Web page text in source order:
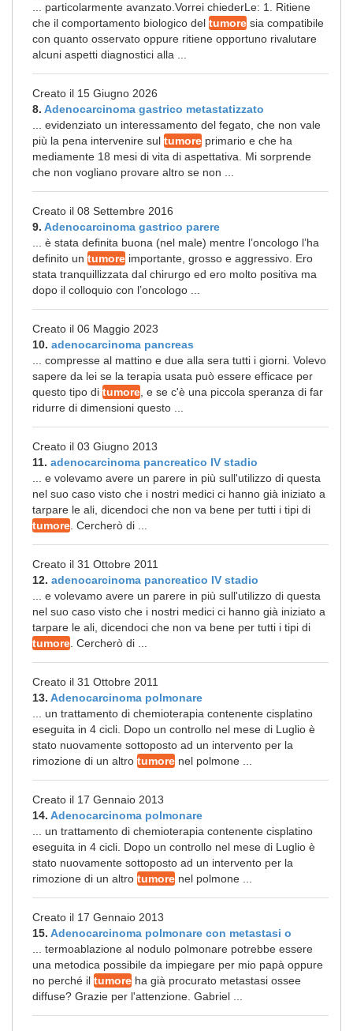
... particolarmente avanzato.Vorrei chiederLe: 1. Ritiene
che il comportamento biologico del tumore sia compatibile
con quanto osservato oppure ritiene opportuno rivalutare
alcuni aspetti diagnostici alla ...
Creato il 15 Giugno 2026
8. Adenocarcinoma gastrico metastatizzato
... evidenziato un interessamento del fegato, che non vale
più la pena intervenire sul tumore primario e che ha
mediamente 18 mesi di vita di aspettativa. Mi sorprende
che non vogliano provare altro se non ...
Creato il 08 Settembre 2016
9. Adenocarcinoma gastrico parere
... è stata definita buona (nel male) mentre l’oncologo l’ha
definito un tumore importante, grosso e aggressivo. Ero
stata tranquillizzata dal chirurgo ed ero molto positiva ma
dopo il colloquio con l’oncologo ...
Creato il 06 Maggio 2023
10. adenocarcinoma pancreas
... compresse al mattino e due alla sera tutti i giorni. Volevo
sapere da lei se la terapia usata può essere efficace per
questo tipo di tumore , e se c'è una piccola speranza di far
ridurre di dimensioni questo ...
Creato il 03 Giugno 2013
11. adenocarcinoma pancreatico IV stadio
... e volevamo avere un parere in più sull'utilizzo di questa
nel suo caso visto che i nostri medici ci hanno già iniziato a
tarpare le ali, dicendoci che non va bene per tutti i tipi di
tumore . Cercherò di ...
Creato il 31 Ottobre 2011
12. adenocarcinoma pancreatico IV stadio
... e volevamo avere un parere in più sull'utilizzo di questa
nel suo caso visto che i nostri medici ci hanno già iniziato a
tarpare le ali, dicendoci che non va bene per tutti i tipi di
tumore . Cercherò di ...
Creato il 31 Ottobre 2011
13. Adenocarcinoma polmonare
... un trattamento di chemioterapia contenente cisplatino
eseguita in 4 cicli. Dopo un controllo nel mese di Luglio è
stato nuovamente sottoposto ad un intervento per la
rimozione di un altro tumore nel polmone ...
Creato il 17 Gennaio 2013
14. Adenocarcinoma polmonare
... un trattamento di chemioterapia contenente cisplatino
eseguita in 4 cicli. Dopo un controllo nel mese di Luglio è
stato nuovamente sottoposto ad un intervento per la
rimozione di un altro tumore nel polmone ...
Creato il 17 Gennaio 2013
15. Adenocarcinoma polmonare con metastasi o
... termoablazione al nodulo polmonare potrebbe essere
una metodica possibile da impiegare per mio papà oppure
no perché il tumore ha già procurato metastasi ossee
diffuse? Grazie per l'attenzione. Gabriel ...